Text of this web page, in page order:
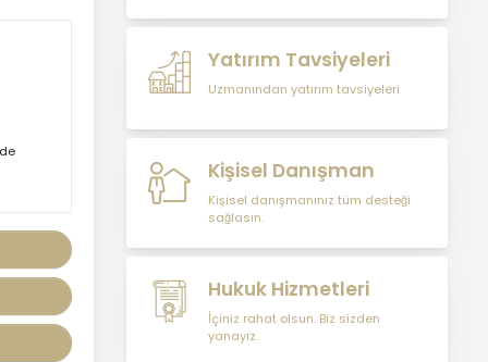
olmak üzer kişisel verileri
şirketimiz tarafından
işlenen kişilerin
bilgilendirilerek
şeffaflığın sağlanması
KİŞİSEL VERİLERİN
İŞLENMESİ İLKELERİ
KVKK’ya uyumluluğun
sağlanması için
MASTERTURK
FRANCHİSİNG
Yatırım Tavsiyeleri
Uzmanından yatırım tavsiyeleri
Kişisel Danışman
Kişisel danışmanınız tüm desteği
sağlasın.
Hukuk Hizmetleri
İçiniz rahat olsun. Biz sizden
yanayız.